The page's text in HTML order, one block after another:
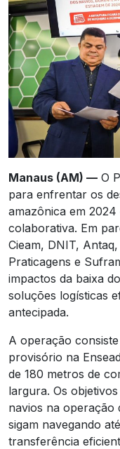
Manaus (AM) — O
para enfrentar os
amazônica em
colaborativa. Em
Cieam, DNIT,
Praticagens e
impactos da baixa
soluções logísticas
antecipada.
A operação
provisório na
de 180 metros de
largura. Os
navios na operação
sigam navegando
transferência